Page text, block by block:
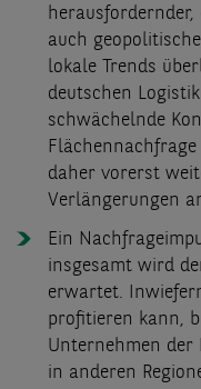
auch
lokale Trends
deutschen
schwächelnde
daher vorerst
Verlängerungen
Ein
insgesamt wird
erwartet.
profitieren kann,
Unternehmen der
in anderen